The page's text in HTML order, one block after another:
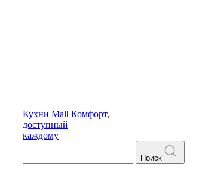
Кухни Mall Комфорт,
доступный
каждому
Поиск